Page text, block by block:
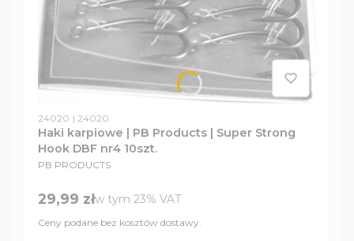
Kod produktu
24020 Kod producenta
24020
Haki karpiowe | PB Products | Super Strong
Hook DBF nr4 10szt.
PRODUCENT
PB PRODUCTS
Cena brutto
29,99 złw tym %s VAT
w tym 23% VAT
Ceny podane bez kosztów dostawy.